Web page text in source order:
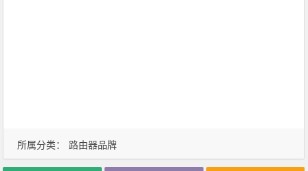
所属分类： 路由器品牌